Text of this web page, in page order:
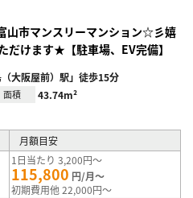
山市マンスリーマンション☆彡嬉
けます★【駐車場、EV完備】
大阪屋前）駅」徒歩15分
面積 43.74m²
月額目安
1日当たり 3,200円～
115,800 円/月～
初期費用他 22,000円～